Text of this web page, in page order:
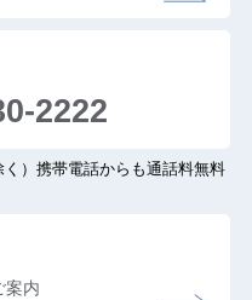
2222
）携帯電話からも通話料無料
案内